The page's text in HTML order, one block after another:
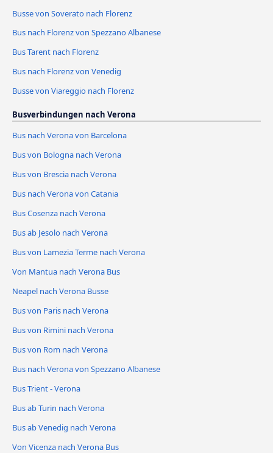
Busse von Soverato nach Florenz
Bus nach Florenz von Spezzano Albanese
Bus Tarent nach Florenz
Bus nach Florenz von Venedig
Busse von Viareggio nach Florenz
Busverbindungen nach Verona
Bus nach Verona von Barcelona
Bus von Bologna nach Verona
Bus von Brescia nach Verona
Bus nach Verona von Catania
Bus Cosenza nach Verona
Bus ab Jesolo nach Verona
Bus von Lamezia Terme nach Verona
Von Mantua nach Verona Bus
Neapel nach Verona Busse
Bus von Paris nach Verona
Bus von Rimini nach Verona
Bus von Rom nach Verona
Bus nach Verona von Spezzano Albanese
Bus Trient - Verona
Bus ab Turin nach Verona
Bus ab Venedig nach Verona
Von Vicenza nach Verona Bus